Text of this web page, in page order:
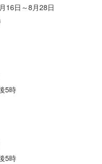
16日～8月28日
5時
5時